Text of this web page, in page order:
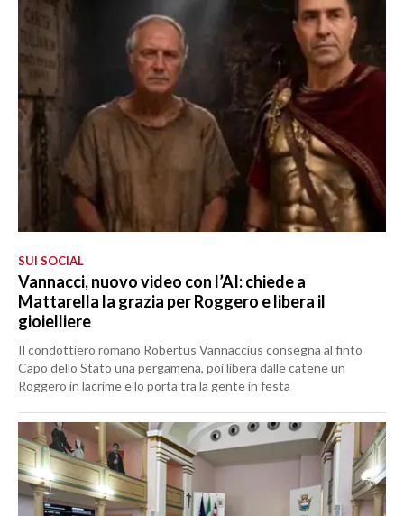
SUI SOCIAL
Vannacci, nuovo video con l’AI: chiede a
Mattarella la grazia per Roggero e libera il
gioielliere
Il condottiero romano Robertus Vannaccius consegna al finto
Capo dello Stato una pergamena, poi libera dalle catene un
Roggero in lacrime e lo porta tra la gente in festa